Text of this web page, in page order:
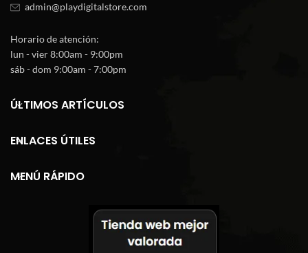
admin@playdigitalstore.com
Horario de atención:
lun - vier 8:00am - 9:00pm
sáb - dom 9:00am - 7:00pm
ÚLTIMOS ARTÍCULOS
ENLACES ÚTILES
MENÚ RÁPIDO